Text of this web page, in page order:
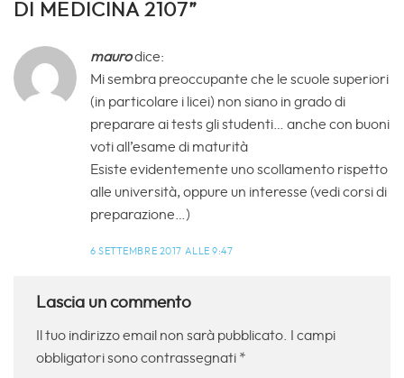
DI MEDICINA 2107”
maurodice:
Mi sembra preoccupante che le scuole superiori
(in particolare i licei) non siano in grado di
preparare ai tests gli studenti… anche con buoni
voti all’esame di maturità
Esiste evidentemente uno scollamento rispetto
alle università, oppure un interesse (vedi corsi di
preparazione…)
6 SETTEMBRE 2017 ALLE 9:47
Lascia un commento
Il tuo indirizzo email non sarà pubblicato.
I campi
obbligatori sono contrassegnati *